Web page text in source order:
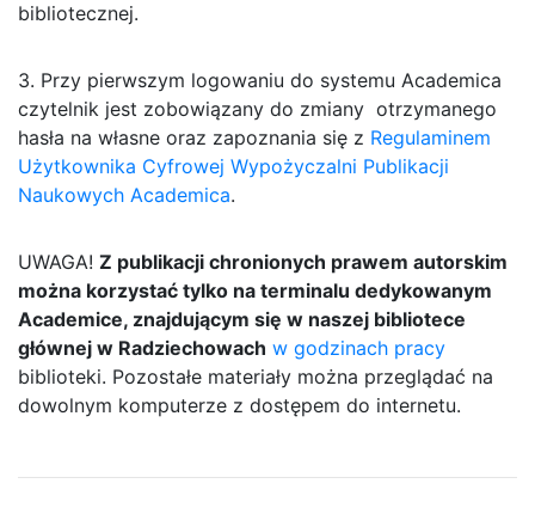
bibliotecznej.
3. Przy pierwszym logowaniu do systemu Academica
czytelnik jest zobowiązany do zmiany otrzymanego
hasła na własne oraz zapoznania się z Regulaminem
Użytkownika Cyfrowej Wypożyczalni Publikacji
Naukowych Academica.
UWAGA! Z publikacji chronionych prawem autorskim
można korzystać tylko na terminalu dedykowanym
Academice, znajdującym się w naszej bibliotece
głównej w Radziechowach w godzinach pracy
biblioteki. Pozostałe materiały można przeglądać na
dowolnym komputerze z dostępem do internetu.